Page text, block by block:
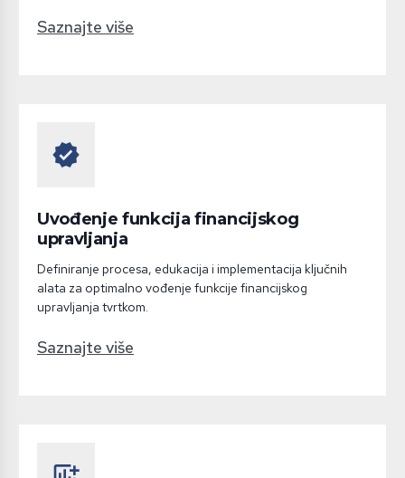
Saznajte više
verified
Uvođenje funkcija financijskog
upravljanja
Definiranje procesa, edukacija i implementacija ključnih
alata za optimalno vođenje funkcije financijskog
upravljanja tvrtkom.
Saznajte više